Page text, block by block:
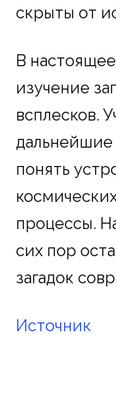
скрыты от
В
изучение
всплесков.
понять
процессы.
сих пор
загадок
Источник